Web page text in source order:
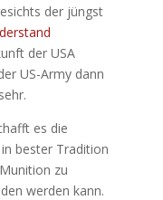
der jüngst
der USA
US-Army dann
es die
bester Tradition
zu
werden kann.